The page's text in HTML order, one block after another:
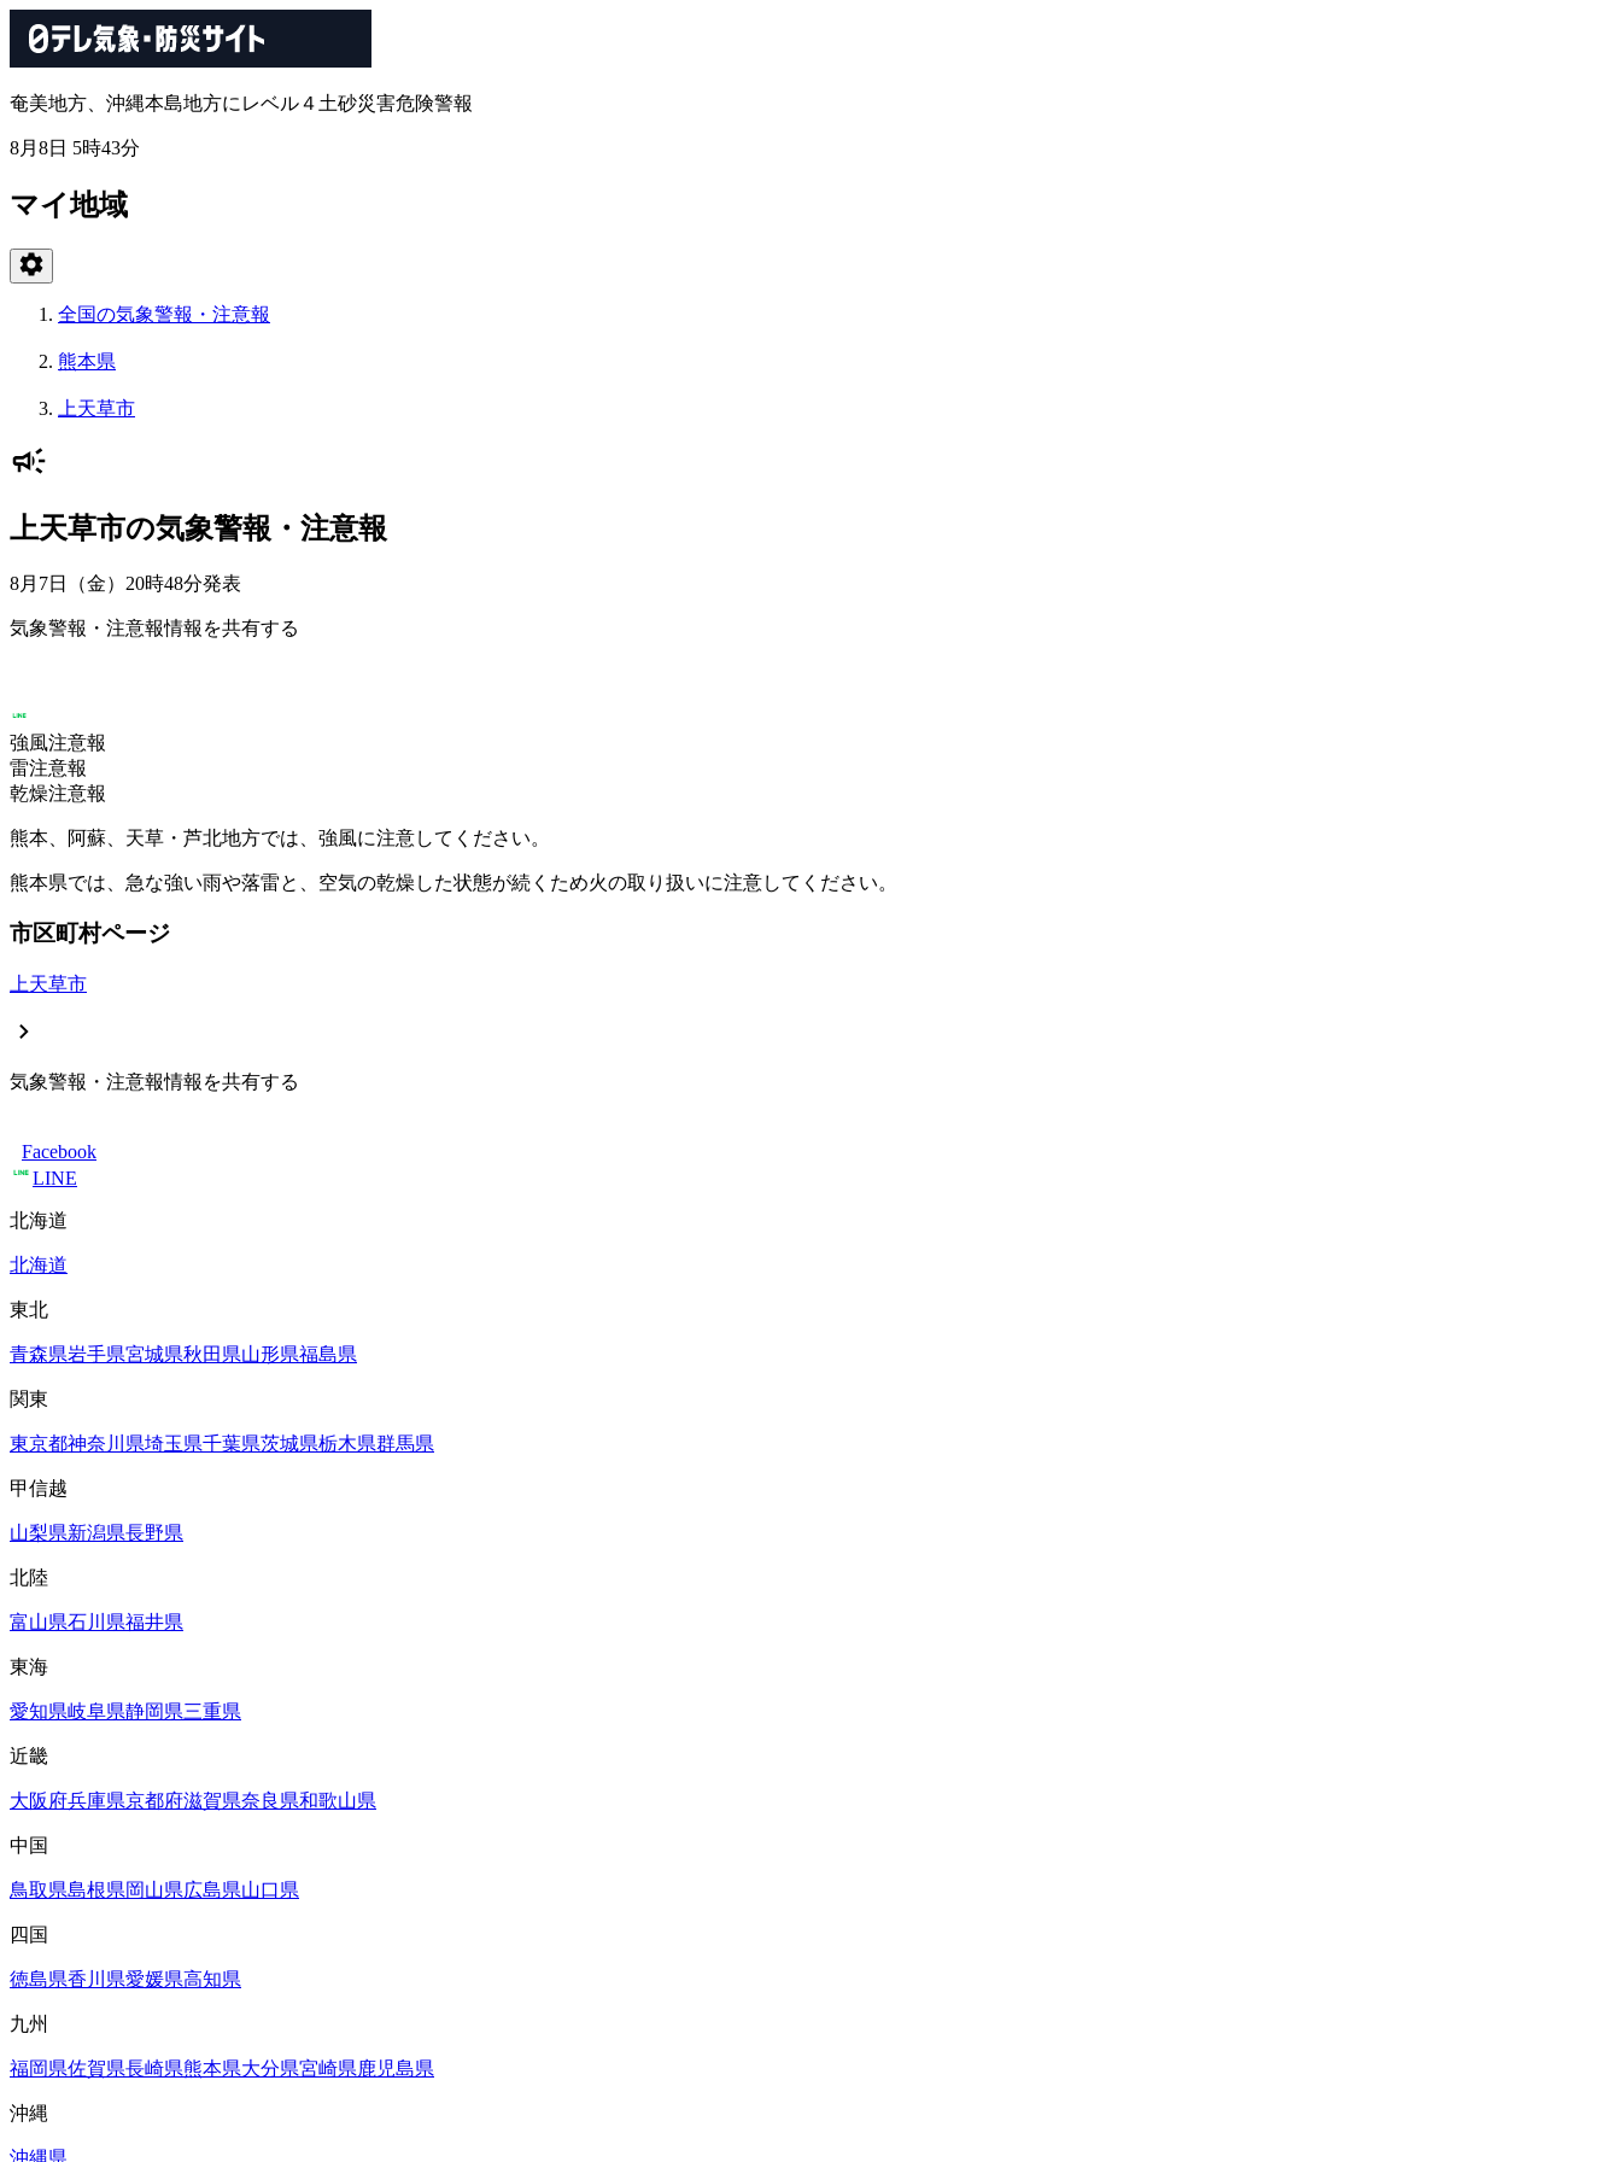
奄美地方、沖縄本島地方にレベル４土砂災害危険警報
8月8日 5時43分
マイ地域
全国の気象警報・注意報
熊本県
上天草市
上天草市の気象警報・注意報
8月7日（金）20時48分発表
気象警報・注意報情報を共有する
強風注意報
雷注意報
乾燥注意報
熊本、阿蘇、天草・芦北地方では、強風に注意してください。
熊本県では、急な強い雨や落雷と、空気の乾燥した状態が続くため火の取り扱いに注意してください。
市区町村ページ
上天草市
気象警報・注意報情報を共有する
Facebook
LINE
北海道
北海道
東北
青森県岩手県宮城県秋田県山形県福島県
関東
東京都神奈川県埼玉県千葉県茨城県栃木県群馬県
甲信越
山梨県新潟県長野県
北陸
富山県石川県福井県
東海
愛知県岐阜県静岡県三重県
近畿
大阪府兵庫県京都府滋賀県奈良県和歌山県
中国
鳥取県島根県岡山県広島県山口県
四国
徳島県香川県愛媛県高知県
九州
福岡県佐賀県長崎県熊本県大分県宮崎県鹿児島県
沖縄
沖縄県